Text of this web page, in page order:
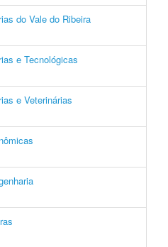
do Vale do Ribeira
e Tecnológicas
e Veterinárias